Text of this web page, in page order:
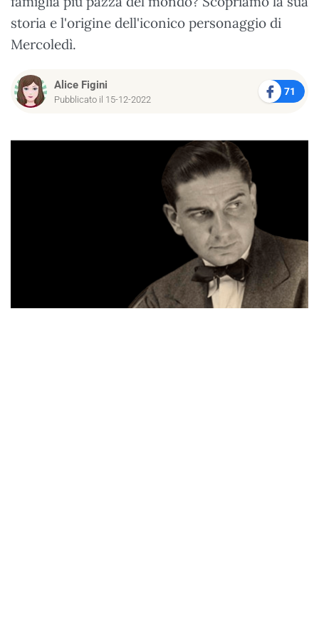
storia e l'origine dell'iconico personaggio di
Mercoledì.
Alice Figini
Pubblicato il 15-12-2022
71